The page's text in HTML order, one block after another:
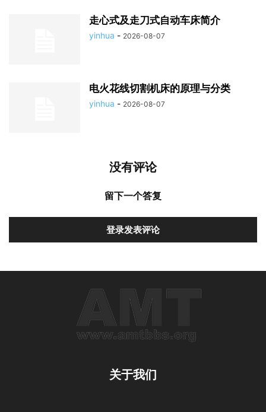
走心式及走刀式自动车床简介
yinhua - 2026-08-07
电火花线切割机床的原理与分类
yinhua - 2026-08-07
没有评论
留下一个答复
登录发表评论
关于我们